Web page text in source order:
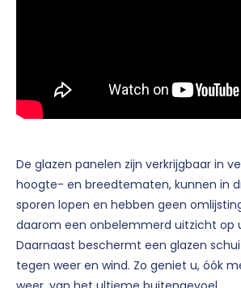
De glazen panelen zijn verkrijgbaar in
hoogte- en breedtematen, kunnen in
sporen lopen en hebben geen
daarom een onbelemmerd uitzicht op
Daarnaast beschermt een glazen
tegen weer en wind. Zo geniet u, óók